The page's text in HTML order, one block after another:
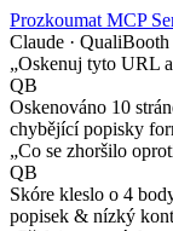
Prozkoumat MCP
Claude ·
„Oskenuj tyto URL
QB
Oskenováno 10
chybějící popisky
„Co se zhoršilo
QB
Skóre kleslo o 4
popisek & nízký